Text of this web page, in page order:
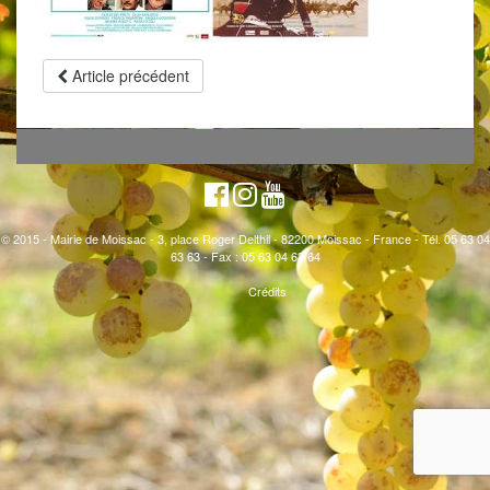
Article précédent
© 2015 - Mairie de Moissac - 3, place Roger Delthil - 82200 Moissac - France - Tél. 05 63 04
63 63 - Fax : 05 63 04 63 64
Crédits